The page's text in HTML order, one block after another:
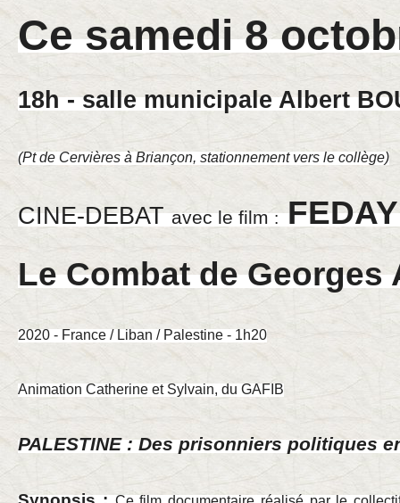
Ce samedi 8
18h - salle municipale Albert
(Pt de Cervières à Briançon, stationnement vers le collège)
CINE-DEBATavec le film:
Le Combat de Georges
2020 - France / Liban / Palestine - 1h20
Animation Catherine et Sylvain, du GAFIB
PALESTINE : Des prisonniers politiques